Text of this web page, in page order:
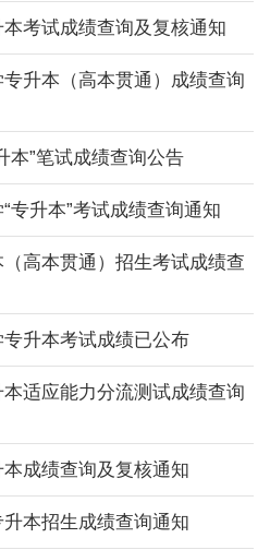
考试成绩查询及复核通知
升本（高本贯通）成绩查询
本”笔试成绩查询公告
专升本”考试成绩查询通知
高本贯通）招生考试成绩查
升本考试成绩已公布
适应能力分流测试成绩查询
成绩查询及复核通知
本招生成绩查询通知